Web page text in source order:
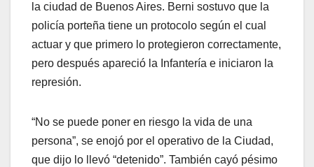
la ciudad de Buenos Aires. Berni sostuvo que la
policía porteña tiene un protocolo según el cual
actuar y que primero lo protegieron correctamente,
pero después apareció la Infantería e iniciaron la
represión.
“No se puede poner en riesgo la vida de una
persona”, se enojó por el operativo de la Ciudad,
que dijo lo llevó “detenido”. También cayó pésimo